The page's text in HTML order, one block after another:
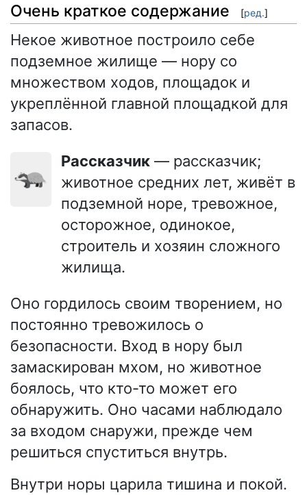
Очень краткое содержание [ред.]
Некое животное построило себе
подземное жилище — нору со
множеством ходов, площадок и
укреплённой главной площадкой для
запасов.
🦡 Рассказчик — рассказчик;
животное средних лет, живёт в
подземной норе, тревожное,
осторожное, одинокое,
строитель и хозяин сложного
жилища.
Оно гордилось своим творением, но
постоянно тревожилось о
безопасности. Вход в нору был
замаскирован мхом, но животное
боялось, что кто-то может его
обнаружить. Оно часами наблюдало
за входом снаружи, прежде чем
решиться спуститься внутрь.
Внутри норы царила тишина и покой.